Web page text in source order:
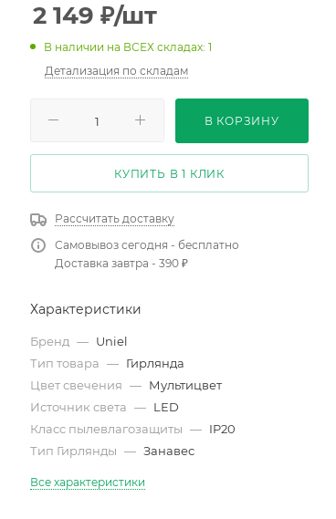
2 149 ₽/шт
В наличии на ВСЕХ складах: 1
Детализация по складам
В КОРЗИНУ
КУПИТЬ В 1 КЛИК
Рассчитать доставку
Самовывоз сегодня - бесплатно
Доставка завтра - 390 ₽
Характеристики
Бренд — Uniel
Тип товара — Гирлянда
Цвет свечения — Мультицвет
Источник света — LED
Класс пылевлагозащиты — IP20
Тип Гирлянды — Занавес
Все характеристики